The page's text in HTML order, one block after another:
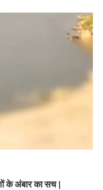
के अंबार का सच |